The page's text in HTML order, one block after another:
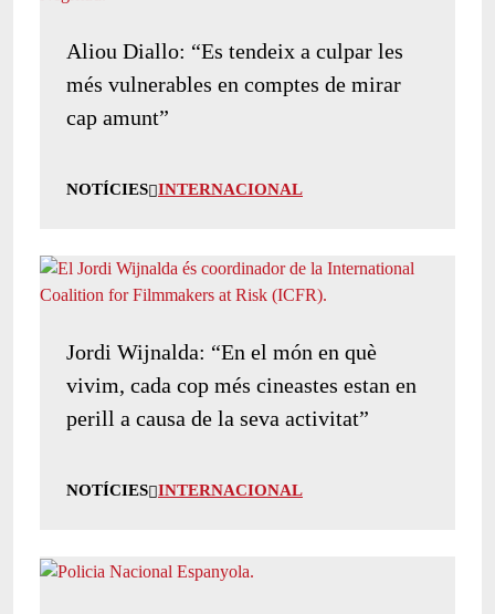
Aliou Diallo: “Es tendeix a culpar les
més vulnerables en comptes de mirar
cap amunt”
NOTÍCIES INTERNACIONAL
Jordi Wijnalda: “En el món en què
vivim, cada cop més cineastes estan en
perill a causa de la seva activitat”
NOTÍCIES INTERNACIONAL